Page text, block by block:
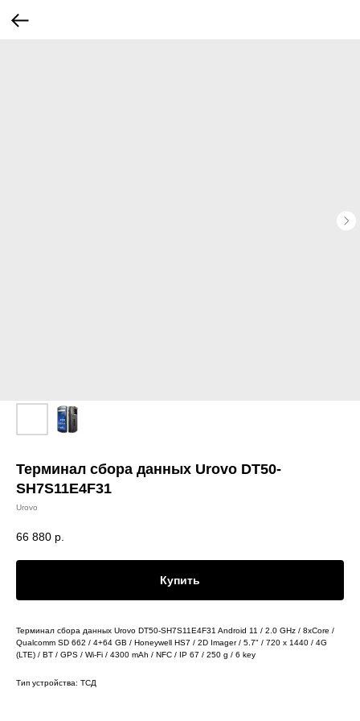
Терминал сбора данных Urovo DT50-
SH7S11E4F31
Urovo
66 880 р.
Купить
Терминал сбора данных Urovo DT50-SH7S11E4F31 Android 11 / 2.0 GHz / 8xCore /
Qualcomm SD 662 / 4+64 GB / Honeywell HS7 / 2D Imager / 5.7" / 720 x 1440 / 4G
(LTE) / BT / GPS / Wi-Fi / 4300 mAh / NFC / IP 67 / 250 g / 6 key
Тип устройства: ТСД